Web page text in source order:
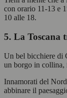
con orario 11-13 e
10 alle 18.
5. La Toscana
Un bel bicchiere di
un borgo in collina,
Innamorati del
abbinare il